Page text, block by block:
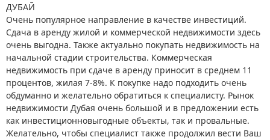
ДУБАЙ
Очень популярное направление в качестве инвестиций.
Сдача в аренду жилой и коммерческой недвижимости здесь
очень выгодна. Также актуально покупать недвижимость на
начальной стадии строительства. Коммерческая
недвижимость при сдаче в аренду приносит в среднем 11
процентов, жилая 7-8%. К покупке надо подходить очень
обдуманно и желательно обратиться к специалисту. Рынок
недвижимости Дубая очень большой и в предложении есть
как инвестиционновыгодные объекты, так и провальные.
Желательно, чтобы специалист также продолжил вести Ваш